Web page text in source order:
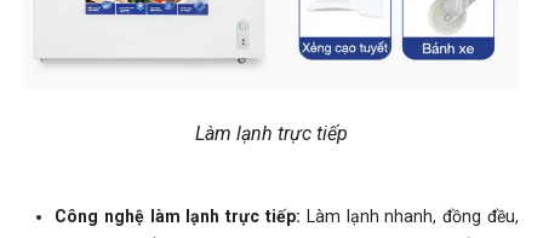
Làm lạnh trực tiếp
Công nghệ làm lạnh trực tiếp: Làm lạnh nhanh, đồng đều,